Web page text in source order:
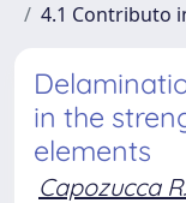
4.1 Contributo
in the
elements
Capozucca R.